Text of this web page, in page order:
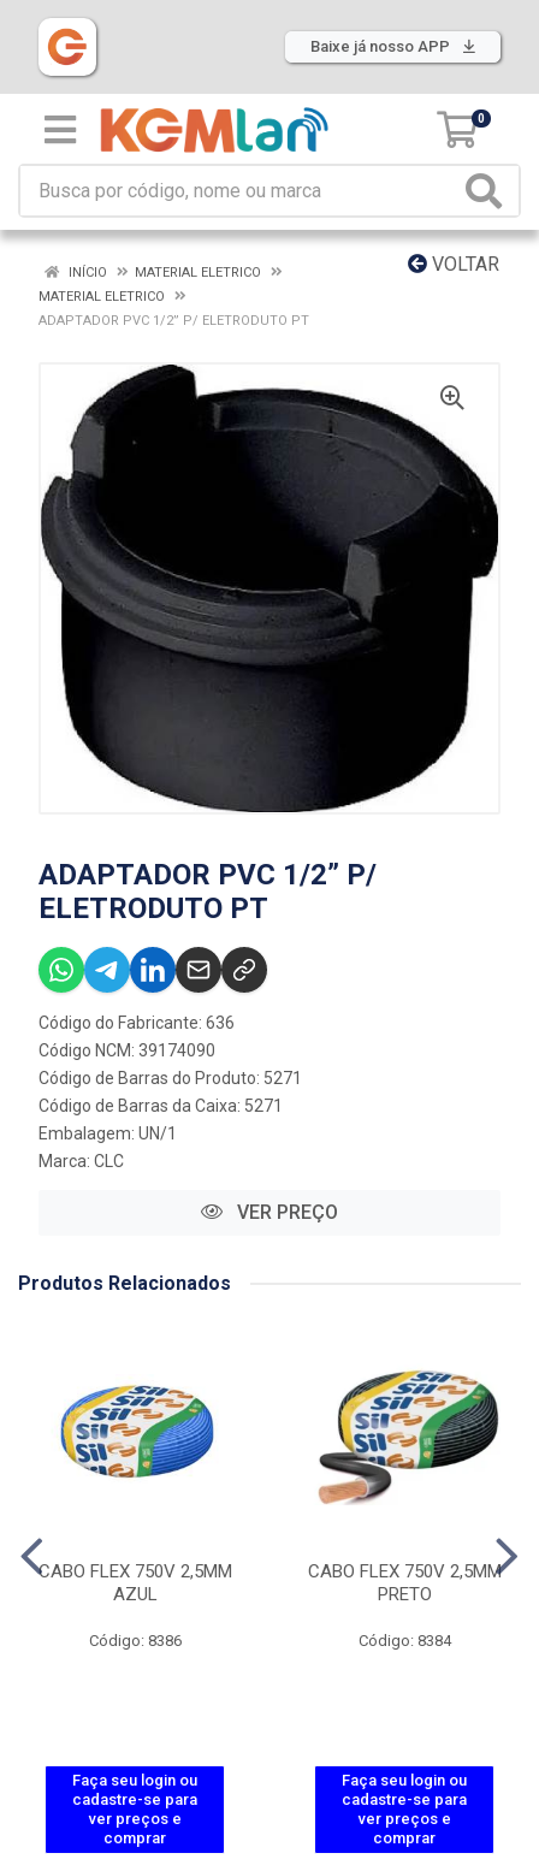
Baixe já nosso APP
0
VOLTAR
INÍCIO
MATERIAL ELETRICO
MATERIAL ELETRICO
ADAPTADOR PVC 1/2” P/ ELETRODUTO PT
ADAPTADOR PVC 1/2” P/
ELETRODUTO PT
Código do Fabricante: 636
Código NCM: 39174090
Código de Barras do Produto: 5271
Código de Barras da Caixa: 5271
Embalagem: UN/1
Marca: CLC
VER PREÇO
Produtos Relacionados
CABO FLEX 750V 2,5MM
AZUL
Código: 8386
Faça seu login ou
cadastre-se para
ver preços e
comprar
CABO FLEX 750V 2,5MM
PRETO
Código: 8384
Faça seu login ou
cadastre-se para
ver preços e
comprar